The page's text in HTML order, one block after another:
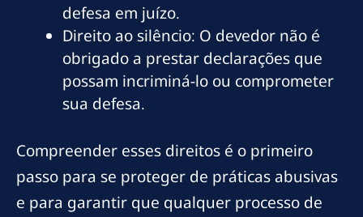
defesa em juízo.
Direito ao silêncio: O devedor não é
obrigado a prestar declarações que
possam incriminá-lo ou comprometer
sua defesa.
Compreender esses direitos é o primeiro
passo para se proteger de práticas abusivas
e para garantir que qualquer processo de